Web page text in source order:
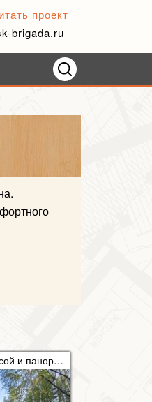
проект
brigada.ru
Барнхаус 7х12 одноэтажный с террасой и панорамными окнами